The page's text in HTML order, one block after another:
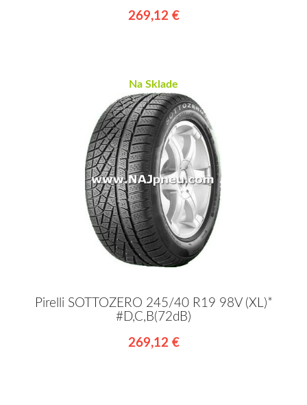
269,12 €
Na Sklade
Pirelli SOTTOZERO 245/40 R19 98V (XL)*
#D,C,B(72dB)
269,12 €